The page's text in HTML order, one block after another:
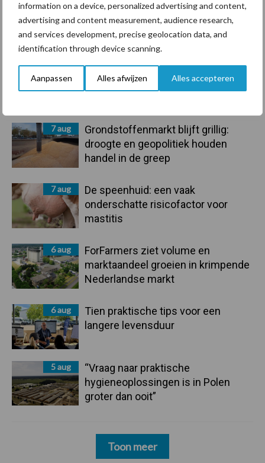
information on a device, personalized advertising and content,
advertising and content measurement, audience research,
and services development, precise geolocation data, and
identification through device scanning.
Aanpassen Alles afwijzen Alles accepteren
Primaire
Sidebar
7 aug
Grondstoffenmarkt blijft grillig:
droogte en geopolitiek houden
handel in de greep
7 aug
De speenhuid: een vaak
onderschatte risicofactor voor
mastitis
6 aug
ForFarmers ziet volume en
marktaandeel groeien in krimpende
Nederlandse markt
6 aug
Tien praktische tips voor een
langere levensduur
5 aug
“Vraag naar praktische
hygieneoplossingen is in Polen
groter dan ooit”
Toon meer
Toon meer